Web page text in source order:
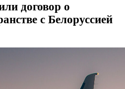
договор о
с Белоруссией